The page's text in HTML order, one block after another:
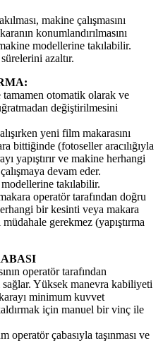
makine çalışmasını
konumlandırılmasını
modellerine takılabilir.
azaltır.
otomatik olarak ve
değiştirilmesini
yeni film makarasını
bittiğinde (fotoseller aracılığıyla
yapıştırır ve makine herhangi
devam eder.
takılabilir.
operatör tarafından doğru
bir kesinti veya makara
gerekmez (yapıştırma
operatör tarafından
sağlar. Yüksek manevra kabiliyeti
minimum kuvvet
için manuel bir vinç ile
operatör çabasıyla taşınması ve